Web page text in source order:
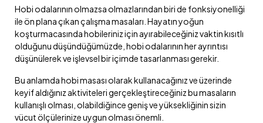
Hobi odalarının olmazsa olmazlarından biri de fonksiyonelliği
ile ön plana çıkan çalışma masaları. Hayatın yoğun
koşturmacasında hobileriniz için ayırabileceğiniz vaktin kısıtlı
olduğunu düşündüğümüzde, hobi odalarının her ayrıntısı
düşünülerek ve işlevsel bir içimde tasarlanması gerekir.
Bu anlamda hobi masası olarak kullanacağınız ve üzerinde
keyif aldığınız aktiviteleri gerçekleştireceğiniz bu masaların
kullanışlı olması, olabildiğince geniş ve yüksekliğinin sizin
vücut ölçülerinize uygun olması önemli.